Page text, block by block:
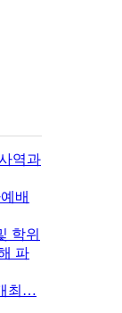
역과
배
학위
파
최…